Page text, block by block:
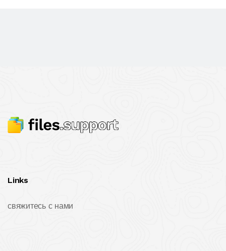
Links
свяжитесь с нами